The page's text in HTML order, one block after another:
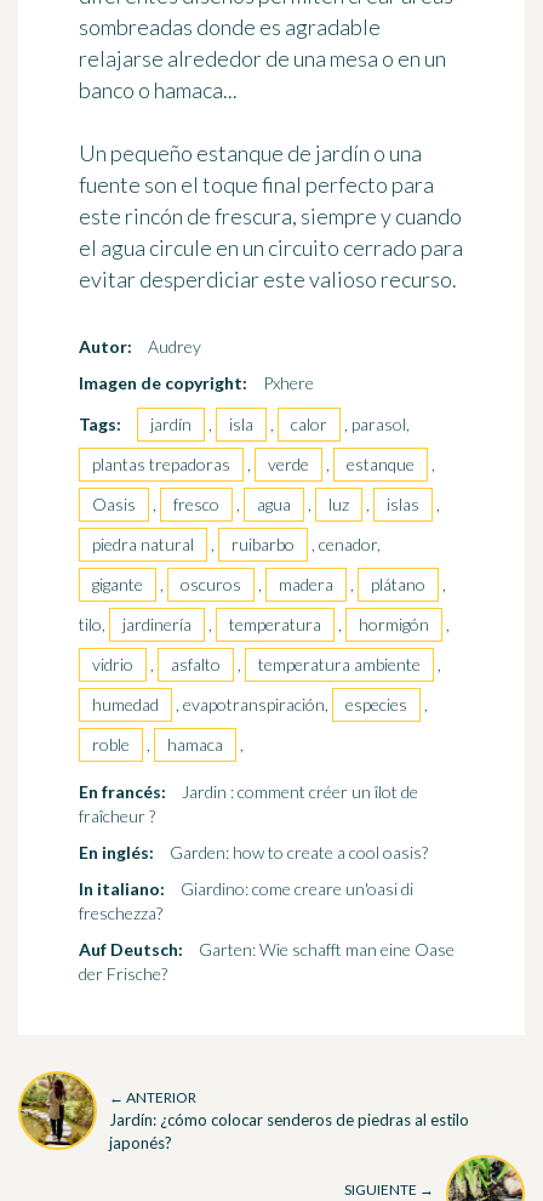
sombreadas donde es agradable
relajarse alrededor de una mesa o en un
banco o hamaca...
Un pequeño estanque de jardín o una
fuente son el toque final perfecto para
este rincón de frescura, siempre y cuando
el agua circule en un circuito cerrado para
evitar desperdiciar este valioso recurso.
Autor:
Audrey
Imagen de copyright:
Pxhere
Tags:
jardín , isla , calor
, parasol,
plantas trepadoras
, verde , estanque
,
Oasis
, fresco , agua , luz , islas
,
piedra natural
, ruibarbo
, cenador,
gigante
, oscuros , madera , plátano
,
tilo,
jardinería , temperatura , hormigón
,
vidrio
, asfalto , temperatura ambiente
,
humedad
, evapotranspiración, especies
,
roble
, hamaca ,
En francés:
Jardin : comment créer un îlot de
fraîcheur ?
En inglés:
Garden: how to create a cool oasis?
In italiano:
Giardino: come creare un'oasi di
freschezza?
Auf Deutsch:
Garten: Wie schafft man eine Oase
der Frische?
← ANTERIOR
Jardín: ¿cómo colocar senderos de piedras al estilo
japonés?
SIGUIENTE →